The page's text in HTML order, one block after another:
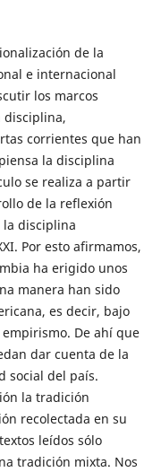
de la
e internacional
los marcos
disciplina,
corrientes que han
la disciplina
se realiza a partir
de la reflexión
la disciplina
Por esto afirmamos,
ha erigido unos
manera han sido
es decir, bajo
De ahí que
dar cuenta de la
social del país.
la tradición
recolectada en su
leídos sólo
tradición mixta. Nos